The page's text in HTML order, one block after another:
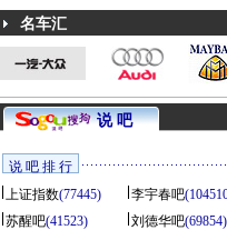
名车汇
说 吧
说 吧 排 行
上证指数(77445) 李宇春吧
苏醒吧(41523) 刘德华吧(69854)